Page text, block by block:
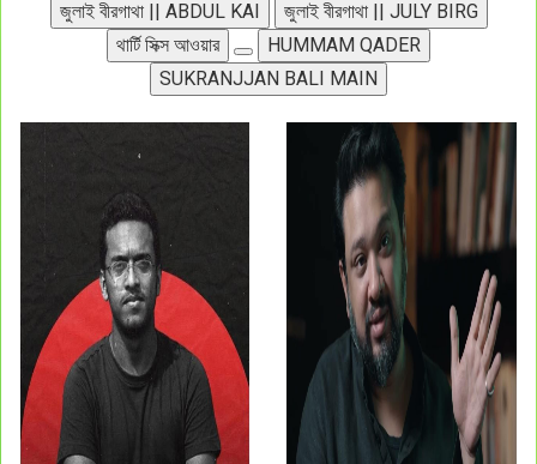
জুলাই বীরগাথা || ABDUL KAI
জুলাই বীরগাথা || JULY BIRG
থার্টি সিক্স আওয়ার
HUMMAM QADER
SUKRANJJAN BALI MAIN